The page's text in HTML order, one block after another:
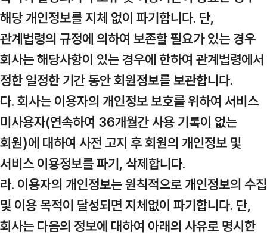
해당 개인정보를 지체 없이 파기합니다. 단,
관계법령의 규정에 의하여 보존할 필요가 있는 경우
회사는 해당사항이 있는 경우에 한하여 관계법령에서
정한 일정한 기간 동안 회원정보를 보관합니다.
다. 회사는 이용자의 개인정보 보호를 위하여 서비스
미사용자(연속하여 36개월간 사용 기록이 없는
회원)에 대하여 사전 고지 후 회원의 개인정보 및
서비스 이용정보를 파기, 삭제합니다.
라. 이용자의 개인정보는 원칙적으로 개인정보의 수집
및 이용 목적이 달성되면 지체없이 파기합니다. 단,
회사는 다음의 정보에 대하여 아래의 사유로 명시한